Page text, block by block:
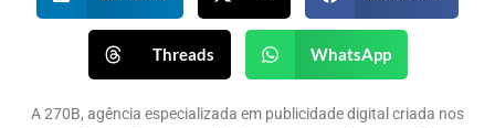
Threads WhatsApp
A 270B, agência especializada em publicidade digital criada nos